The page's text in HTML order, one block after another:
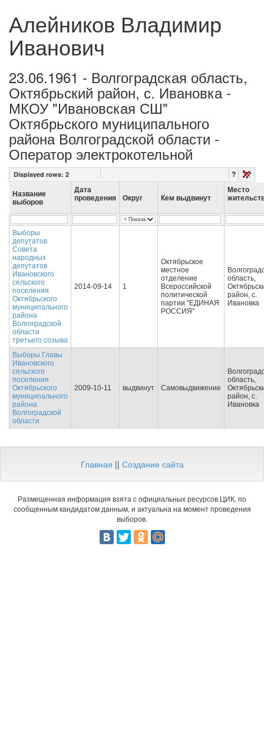
Алейников Владимир
Иванович
23.06.1961 - Волгоградская область,
Октябрьский район, с. Ивановка -
МКОУ "Ивановская СШ"
Октябрьского муниципального
района Волгоградской области -
Оператор электрокотельной
Displayed rows: 2 ?
Название
выборов
Дата
проведения
Округ Кем выдвинут
Место
Выборы
депутатов
Совета
народных
депутатов
Ивановского
сельского
поселения
Октябрьского
муниципального
района
Волгоградской
области
третьего созыва
2014-09-14 1
Октябрьское
местное
отделение
Всероссийской
политической
партии "ЕДИНАЯ
РОССИЯ"
область,
район, с.
Ивановка
Выборы Главы
Ивановского
сельского
поселения
Октябрьского
муниципального
района
Волгоградской
области
2009-10-11 выдвинут Самовыдвижение
область,
район, с.
Ивановка
Главная || Создание сайта
Размещенная информация взята с официальных ресурсов ЦИК, по
сообщенным кандидатом данным, и актуальна на момент проведения
выборов.